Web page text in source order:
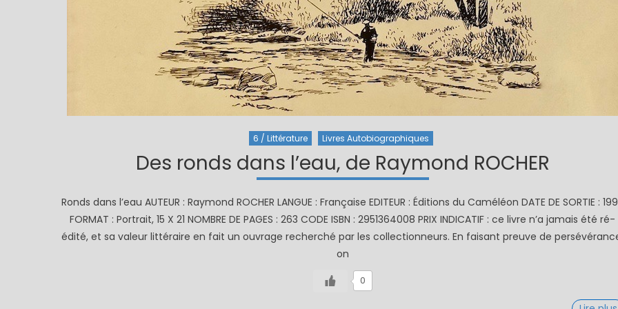
6 / Littérature Livres Autobiographiques
Des ronds dans l’eau, de Raymond ROCHER
Ronds dans l’eau AUTEUR : Raymond ROCHER LANGUE : Française EDITEUR : Éditions du Caméléon DATE DE SORTIE :
FORMAT : Portrait, 15 X 21 NOMBRE DE PAGES : 263 CODE ISBN : 2951364008 PRIX INDICATIF : ce livre n’a jamais été ré-
édité, et sa valeur littéraire en fait un ouvrage recherché par les collectionneurs. En faisant preuve de
on
0